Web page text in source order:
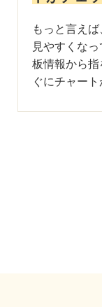
もっと言え
見やすくなっ
板情報から
ぐにチャート